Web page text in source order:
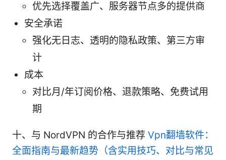
优先选择覆盖广、服务器节点多的提供商
安全承诺
强化无日志、透明的隐私政策、第三方审
计
成本
对比月/年订阅价格、退款策略、免费试用
期
十、与 NordVPN 的合作与推荐 Vpn翻墙软件：
全面指南与最新趋势（含实用技巧、对比与常见